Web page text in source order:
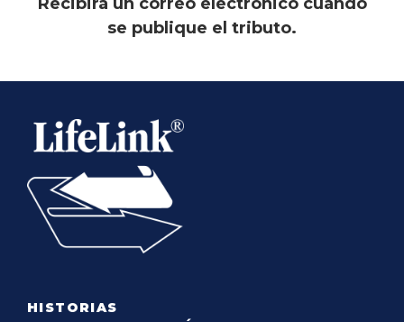
se publique el tributo.
HISTORIAS